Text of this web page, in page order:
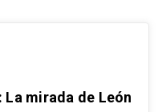
mirada de León